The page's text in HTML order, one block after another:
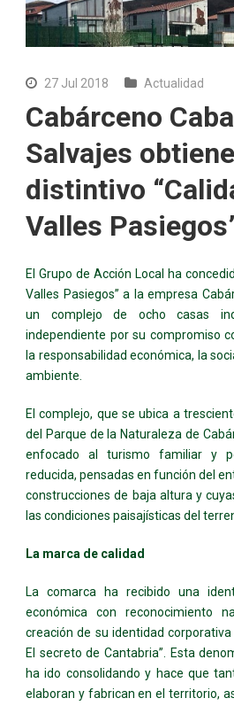
27 Jul 2018 Actualidad
Cabárceno
Salvajes
distintivo
Valles
El Grupo de Acción Local ha
Valles Pasiegos” a la empresa
un complejo de ocho casas
independiente por su compromiso
la responsabilidad económica, la
ambiente.
El complejo, que se ubica a
del Parque de la Naturaleza de
enfocado al turismo familiar y
reducida, pensadas en función del
construcciones de baja altura y
las condiciones paisajísticas del
La marca de calidad
La comarca ha recibido una
económica con reconocimiento
creación de su identidad corporativa
El secreto de Cantabria”. Esta
ha ido consolidando y hace que
elaboran y fabrican en el territorio,